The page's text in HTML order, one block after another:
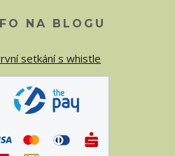
NA BLOGU
setkání s whistle